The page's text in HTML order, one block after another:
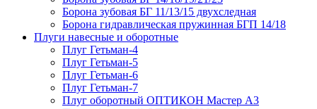
Борона зубовая БГ 11/13/15 двухследная
Борона гидравлическая пружинная БГП 14/18
Плуги навесные и оборотные
Плуг Гетьман-4
Плуг Гетьман-5
Плуг Гетьман-6
Плуг Гетьман-7
Плуг оборотный ОПТИКОН Мастер А3